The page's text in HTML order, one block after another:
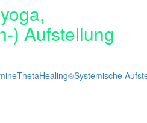
) Aufstellung
ThetaHealing®Systemische